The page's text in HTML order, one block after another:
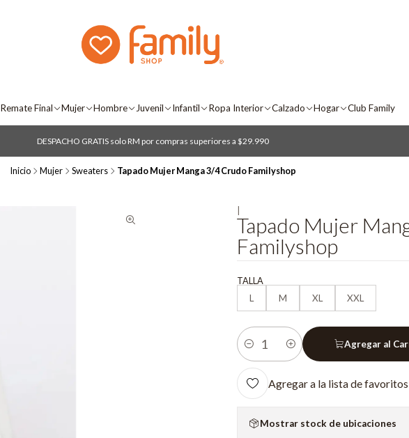
Remate Final Mujer Hombre Juvenil Infantil Ropa Interior Calzado Hogar Club Family
DESPACHO GRATIS solo RM por compras superiores a $29.990
Inicio Mujer Sweaters Tapado Mujer Manga 3/4 Crudo Familyshop
Tapado Mujer
Familyshop
TALLA
L
M XL XXL
Cantidad
Agregar al
Agregar a la lista de favoritos
Mostrar stock de ubicaciones